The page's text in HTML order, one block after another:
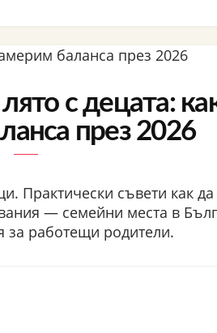
с децата:
през 2026
Практически съвети как
— семейни места в
за работещи родители.